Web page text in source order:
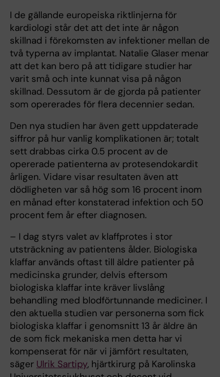
I de gällande europeiska riktlinjerna för
kardiologi står det att det inte är någon
skillnad i förekomsten av infektioner mellan de
två typerna av implantat. Natalie Glaser menar
att det kan bero på att tidigare studier har
varit små och inte kunnat visa på någon
skillnad. Dessutom är de gjorda på patienter
som opererades för flera decennier sedan.
Den nya studien har även gett uppdaterade
siffror på hur vanlig komplikationen är; totalt
sett drabbas cirka 0.5 procent av de
opererade patienterna av protesendokardit
årligen. Vidare visar resultaten även att
dödligheten var så hög som 16 procent inom
en månad efter konstaterad infektion och 50
procent fem år efter diagnosen.
– I dag styrs valet av klaffprotes i stor
utsträckning av patientens ålder. Biologiska
klaffar används oftast till äldre patienter på
medicinska grunder, delvis eftersom
biologiska klaffar inte kräver livslång
behandling med blodförtunnande mediciner. I
den aktuella studien var personerna som fick
biologiska klaffar i genomsnitt 13 år äldre än
de som fick mekaniska men detta har vi
kompenserat för när vi jämfört resultaten,
säger Ulrik Sartipy, hjärtkirurg på Karolinska